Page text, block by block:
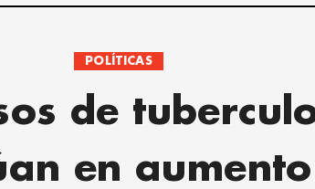
POLÍTICAS
de
en